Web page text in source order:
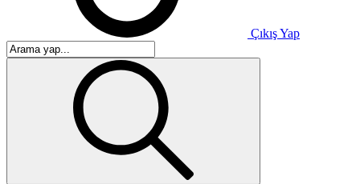
Çıkış Yap